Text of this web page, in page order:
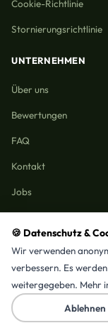
🍪 Datenschutz &
Wir verwenden
verbessern. Es
weitergegeben. Mehr
Ablehnen
Cookie-Richtlinie
Stornierungsrichtlinie
UNTERNEHMEN
Über uns
Bewertungen
FAQ
Kontakt
Jobs
⭐ 4,9/5